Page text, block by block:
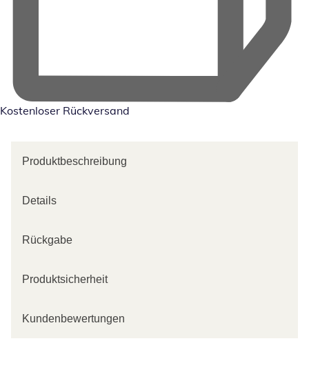
Kostenloser Rückversand
Produktbeschreibung
Details
Rückgabe
Produktsicherheit
Kundenbewertungen